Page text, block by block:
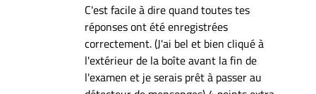
C'est facile à dire quand toutes tes
réponses ont été enregistrées
correctement. (J'ai bel et bien cliqué à
l'extérieur de la boîte avant la fin de
l'examen et je serais prêt à passer au